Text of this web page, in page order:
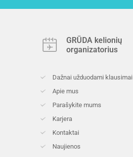
GRŪDA kelionių
organizatorius
Dažnai užduodami klausimai
Apie mus
Parašykite mums
Karjera
Kontaktai
Naujienos